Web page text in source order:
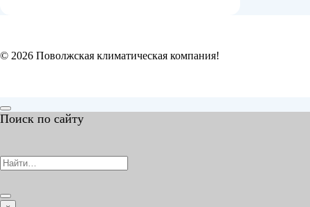
© 2026 Поволжская климатическая компания!
Поиск по сайту
for: